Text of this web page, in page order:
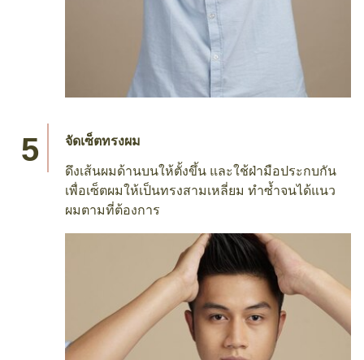
จัดเซ็ตทรงผม
ดึงเส้นผมด้านบนให้ตั้งขึ้น และใช้ฝ่ามือประกบกัน
เพื่อเซ็ตผมให้เป็นทรงสามเหลี่ยม ทำซ้ำจนได้แนว
ผมตามที่ต้องการ